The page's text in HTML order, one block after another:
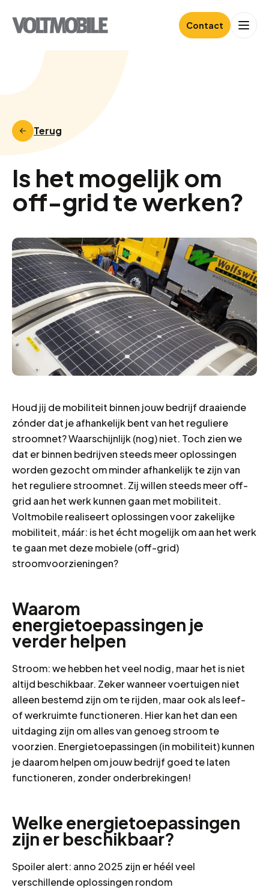
Contact
Terug
Is het mogelijk om
off-grid te werken?
Houd jij de mobiliteit binnen jouw bedrijf draaiende
zónder dat je afhankelijk bent van het reguliere
stroomnet? Waarschijnlijk (nog) niet. Toch zien we
dat er binnen bedrijven steeds meer oplossingen
worden gezocht om minder afhankelijk te zijn van
het reguliere stroomnet. Zij willen steeds meer off-
grid aan het werk kunnen gaan met mobiliteit.
Voltmobile realiseert oplossingen voor zakelijke
mobiliteit, máár: is het écht mogelijk om aan het werk
te gaan met deze mobiele (off-grid)
stroomvoorzieningen?
Waarom
energietoepassingen je
verder helpen
Stroom: we hebben het veel nodig, maar het is niet
altijd beschikbaar. Zeker wanneer voertuigen niet
alleen bestemd zijn om te rijden, maar ook als leef-
of werkruimte functioneren. Hier kan het dan een
uitdaging zijn om alles van genoeg stroom te
voorzien. Energietoepassingen (in mobiliteit) kunnen
je daarom helpen om jouw bedrijf goed te laten
functioneren, zonder onderbrekingen!
Welke energietoepassingen
zijn er beschikbaar?
Spoiler alert: anno 2025 zijn er héél veel
verschillende oplossingen rondom